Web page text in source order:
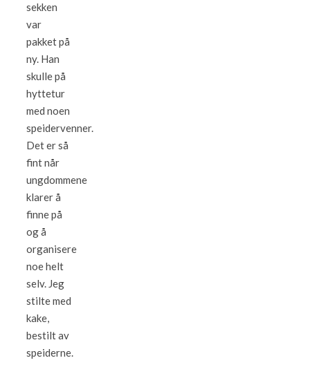
sekken
var
pakket på
ny. Han
skulle på
hyttetur
med noen
speidervenner.
Det er så
fint når
ungdommene
klarer å
finne på
og å
organisere
noe helt
selv. Jeg
stilte med
kake,
bestilt av
speiderne.